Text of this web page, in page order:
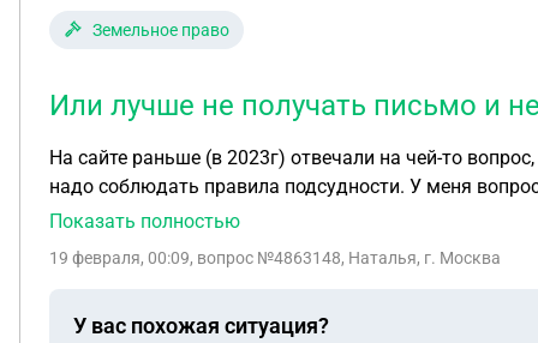
Земельное право
Или лучше не получать письмо и
На сайте раньше (в 2023г) отвечали на чей-то
надо соблюдать правила подсудности. У меня
извещение о заказном письме моему сыну (сказала
вступал в члены СНТ, и сын давно за границей.
и никакие письма, и не приходило письмо (не было
Показать полностью
19 февраля, 00:09, вопрос №4863148, Наталья, г. Москва
У вас похожая ситуация?